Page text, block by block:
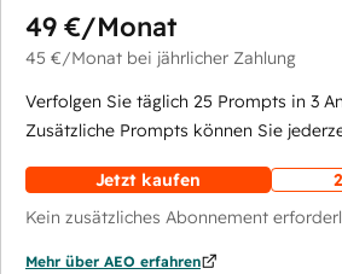
49 €/Monat
45 €/Monat bei jährlicher Zahlung
Verfolgen Sie täglich 25 Prompts in 3
Zusätzliche Prompts können Sie
Jetzt kaufen
Kein zusätzliches Abonnement
Mehr über AEO erfahren